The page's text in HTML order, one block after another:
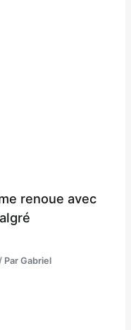
renoue avec
/ ParGabriel